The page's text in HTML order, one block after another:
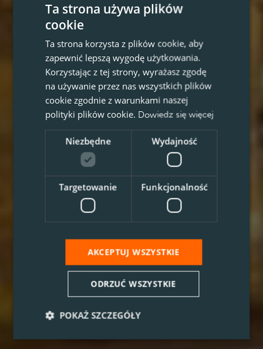
Ta strona używa plików
cookie
Ta strona korzysta z plików cookie, aby
zapewnić lepszą wygodę użytkowania.
Korzystając z tej strony, wyrażasz zgodę
na używanie przez nas wszystkich plików
cookie zgodnie z warunkami naszej
polityki plików cookie. Dowiedz się więcej
Niezbędne Wydajność
Targetowanie Funkcjonalność
AKCEPTUJ WSZYSTKIE
ODRZUĆ WSZYSTKIE
POKAŻ SZCZEGÓŁY